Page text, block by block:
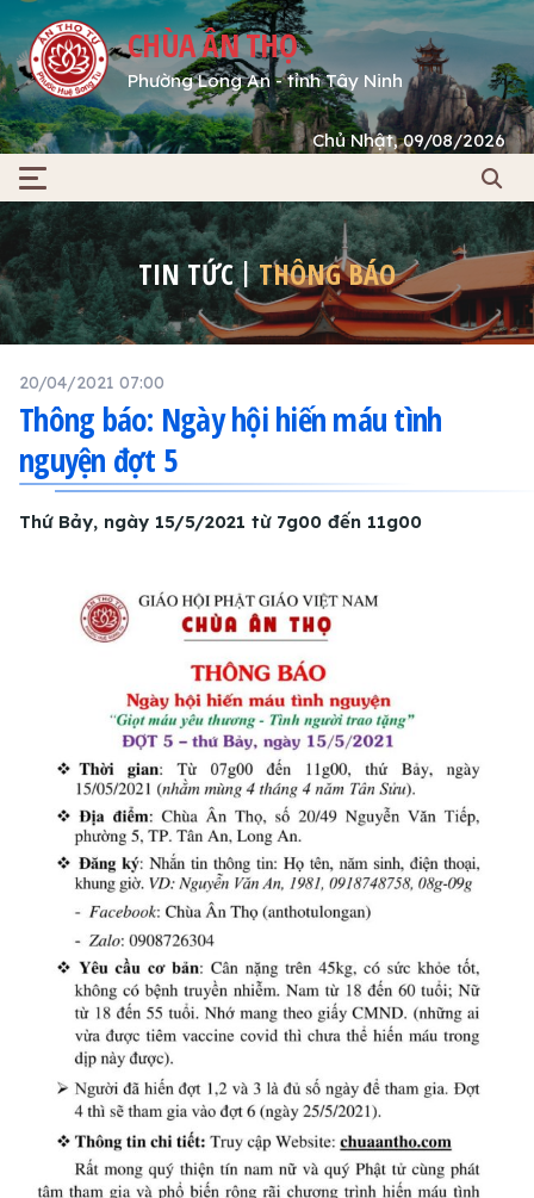
CHÙA ÂN THỌ
Phường Long An - tỉnh Tây Ninh
Chủ Nhật, 09/08/2026
TIN TỨC THÔNG BÁO
20/04/2021 07:00
Thông báo: Ngày hội hiến máu tình
nguyện đợt 5
Thứ Bảy, ngày 15/5/2021 từ 7g00 đến 11g00